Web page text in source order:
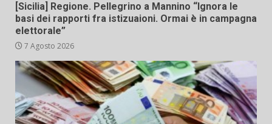
[Sicilia] Regione. Pellegrino a Mannino “Ignora le
basi dei rapporti fra istizuaioni. Ormai è in campagna
elettorale”
7 Agosto 2026